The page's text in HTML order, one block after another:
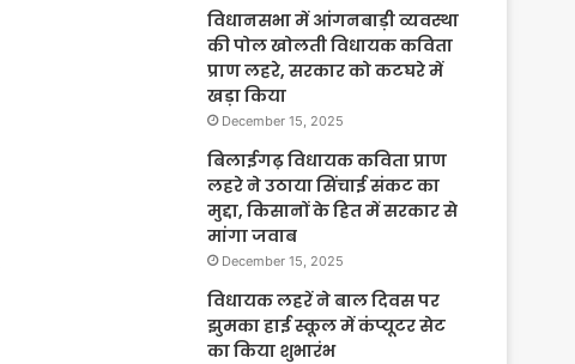
विधानसभा में आंगनबाड़ी व्यवस्था
की पोल खोलती विधायक कविता
प्राण लहरे, सरकार को कटघरे में
खड़ा किया
December 15, 2025
बिलाईगढ़ विधायक कविता प्राण
लहरे ने उठाया सिंचाई संकट का
मुद्दा, किसानों के हित में सरकार से
मांगा जवाब
December 15, 2025
विधायक लहरें ने बाल दिवस पर
झुमका हाई स्कूल में कंप्यूटर सेट
का किया शुभारंभ